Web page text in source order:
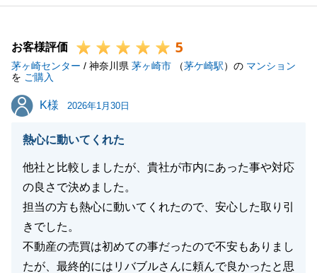
す。
す。
組織の力を活かしてお力添えできたことは私共の誇り
です。
新しいお住まいでの生活が、素晴らしいものになるこ
何かお困り事がございましらその際はご連絡いただけ
ますと幸いです。
お客様評価 5
茅ヶ崎センター / 神奈川県 茅ヶ崎市 （茅ケ崎駅）の マンション
を ご購入
K様
K様 2026年1月30日
熱心に動いてくれた
他社と比較しましたが、貴社が市内にあった事や対応
の良さで決めました。
担当の方も熱心に動いてくれたので、安心した取り引
きでした。
不動産の売買は初めての事だったので不安もありまし
たが、最終的にはリバブルさんに頼んで良かったと思